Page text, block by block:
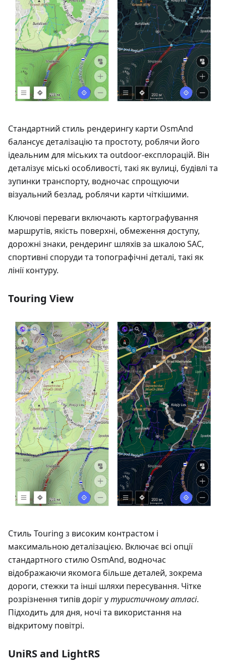
Стандартний стиль рендерингу карти OsmAnd
балансує деталізацію та простоту, роблячи його
ідеальним для міських та outdoor-експлорацій. Він
деталізує міські особливості, такі як вулиці, будівлі та
зупинки транспорту, водночас спрощуючи
візуальний безлад, роблячи карти чіткішими.
Ключові переваги включають картографування
маршрутів, якість поверхні, обмеження доступу,
дорожні знаки, рендеринг шляхів за шкалою SAC,
спортивні споруди та топографічні деталі, такі як
лінії контуру.
Touring View
Стиль Touring з високим контрастом і
максимальною деталізацією. Включає всі опції
стандартного стилю OsmAnd, водночас
відображаючи якомога більше деталей, зокрема
дороги, стежки та інші шляхи пересування. Чітке
розрізнення типів доріг утуристичному атласі.
Підходить для дня, ночі та використання на
відкритому повітрі.
UniRS and LightRS